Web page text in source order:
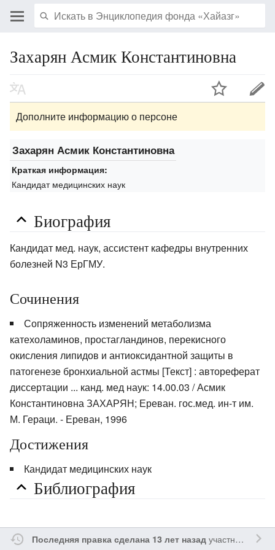
Захарян Асмик Константиновна
Дополните информацию о персоне
Захарян Асмик Константиновна
Краткая информация:
Кандидат медицинских наук
Биография
Кандидат мед. наук, ассистент кафедры внутренних
болезней N3 ЕрГМУ.
Сочинения
Сопряженность изменений метаболизма
катехоламинов, простагландинов, перекисного
окисления липидов и антиоксидантной защиты в
патогенезе бронхиальной астмы [Текст] : автореферат
диссертации ... канд. мед наук: 14.00.03 / Асмик
Константиновна ЗАХАРЯН; Ереван. гос.мед. ин-т им.
М. Гераци. - Ереван, 1996
Достижения
Кандидат медицинских наук
Библиография
Последняя правка сделана 13 лет назадучастником